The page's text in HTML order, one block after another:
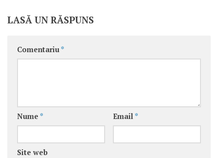
LASĂ UN RĂSPUNS
Comentariu *
Nume * Email *
Site web